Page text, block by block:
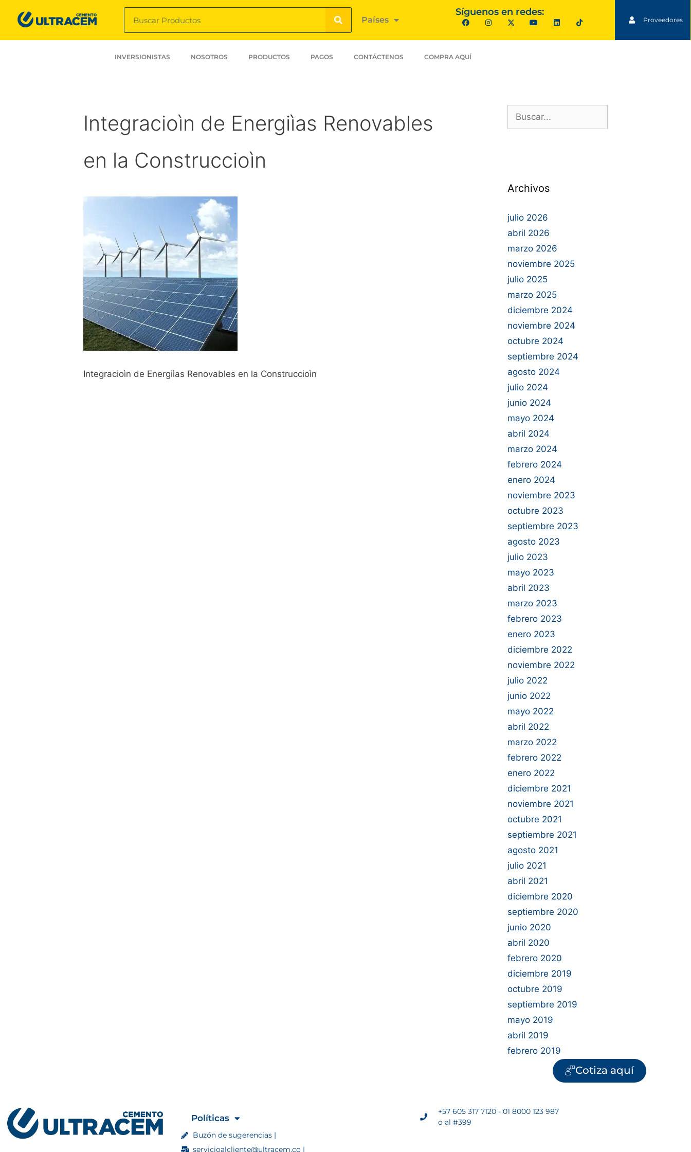
Países
Síguenos en redes:
Proveedores
INVERSIONISTAS NOSOTROS PRODUCTOS PAGOS CONTÁCTENOS COMPRA AQUÍ
Integracioìn de Energiìas Renovables
en la Construccioìn
Integracioìn de Energiìas Renovables en la Construccioìn
Archivos
julio 2026
abril 2026
marzo 2026
noviembre 2025
julio 2025
marzo 2025
diciembre 2024
noviembre 2024
octubre 2024
septiembre 2024
agosto 2024
julio 2024
junio 2024
mayo 2024
abril 2024
marzo 2024
febrero 2024
enero 2024
noviembre 2023
octubre 2023
septiembre 2023
agosto 2023
julio 2023
mayo 2023
abril 2023
marzo 2023
febrero 2023
enero 2023
diciembre 2022
noviembre 2022
julio 2022
junio 2022
mayo 2022
abril 2022
marzo 2022
febrero 2022
enero 2022
diciembre 2021
noviembre 2021
octubre 2021
septiembre 2021
agosto 2021
julio 2021
abril 2021
diciembre 2020
septiembre 2020
junio 2020
abril 2020
febrero 2020
diciembre 2019
octubre 2019
septiembre 2019
mayo 2019
abril 2019
febrero 2019
Políticas
Buzón de sugerencias |
servicioalcliente@ultracem.co |
+57 605 317 7120 - 01 8000 123 987
o al #399
Cotiza aquí